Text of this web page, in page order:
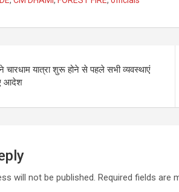
चारधाम यात्रा शुरू होने से पहले सभी व्यवस्थाएं
आदेश
will not be published. Required fields are